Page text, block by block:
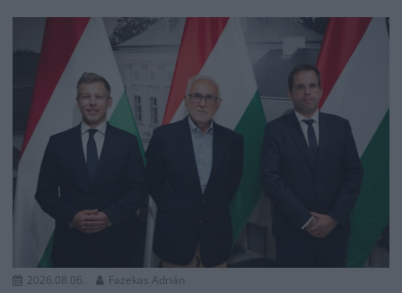
2026.08.06. Fazekas Adrián